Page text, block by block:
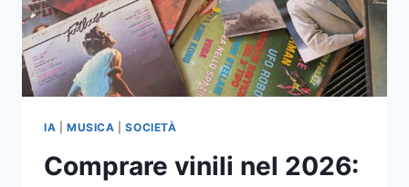
IA MUSICA |SOCIETÀ
Comprare vinili nel 2026: